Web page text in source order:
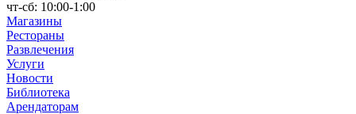
чт-сб: 10:00-1:00
Магазины
Рестораны
Развлечения
Услуги
Новости
Библиотека
Арендаторам